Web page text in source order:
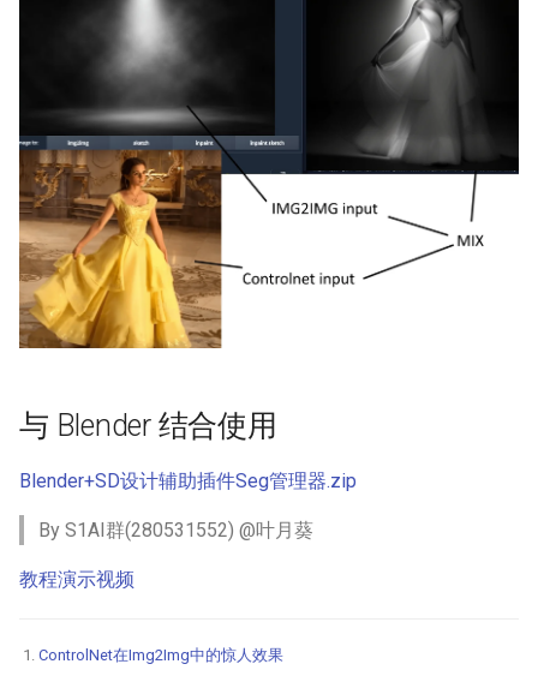
与 Blender 结合使用
Blender+SD设计辅助插件Seg管理器.zip
By S1AI群(280531552) @叶月葵
教程演示视频
ControlNet在Img2Img中的惊人效果